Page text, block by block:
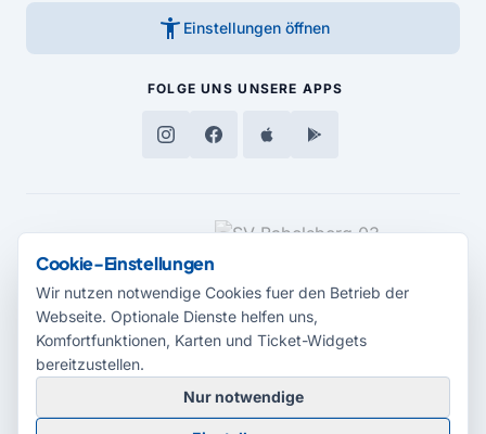
accessibility_new Einstellungen öffnen
FOLGE UNS UNSERE APPS
MEDIENPARTNER
© 2026 Radio Potsdam. Webseite entwickelt durch dieMedienagentur
Cookie-Einstellungen
Wir nutzen notwendige Cookies fuer den Betrieb der
Webseite. Optionale Dienste helfen uns,
Komfortfunktionen, Karten und Ticket-Widgets
bereitzustellen.
Nur notwendige